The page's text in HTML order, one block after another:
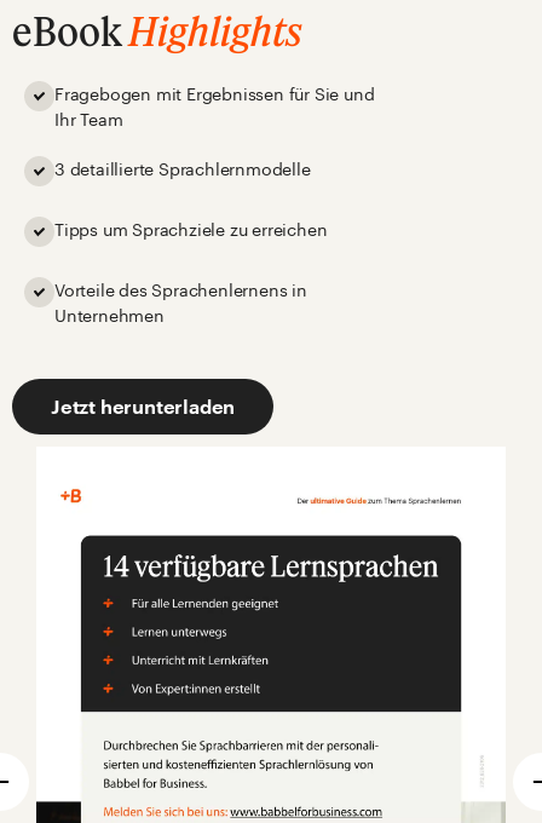
eBookHighlights
Fragebogen mit Ergebnissen für Sie und
Ihr Team
3 detaillierte Sprachlernmodelle
Tipps um Sprachziele zu erreichen
Vorteile des Sprachenlernens in
Unternehmen
Jetzt herunterladen